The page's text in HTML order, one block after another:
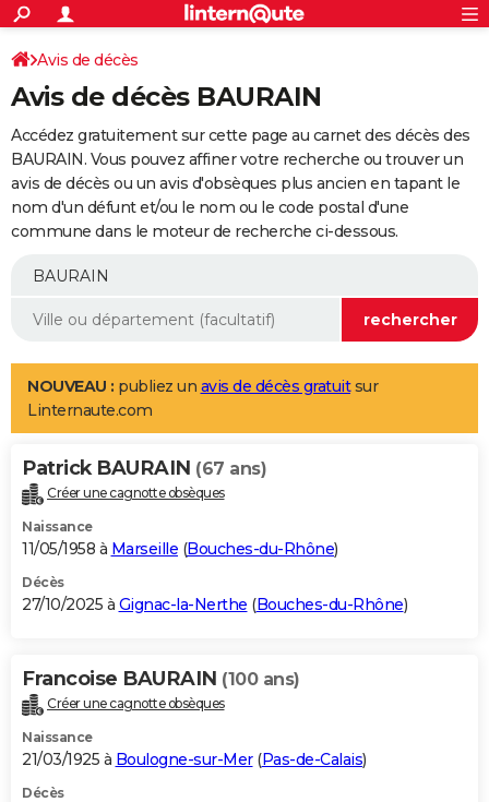
ACTUALITÉS
Politique
Société
Faits Divers
Education
Monde
Villes
+
SPORT
Coupe du monde 2026
Football
Tennis
Cyclisme
Rugby
Forum
Programme TV
TNT
Streaming
Cinéma
Sorties cinéma
Musique
+
FINANCE
Retraite
Epargne
Immobilier
Risques naturels par ville
Banque
Assurance
AUTO
Essais
Réserver un essai
Citadines
Berlines
SUV
Forum auto
+
Mobiles
Meilleur smartphone
Internet
Ordinateurs
Jeux vidéo
Guide high-tech
Aménagement intérieur
LIFESTYLE
Art de vivre
Bien-être
Loisirs
Mode
Modes de vie
Alimentation
Guide de la santé
Maladies
Médicaments
Sommeil
VOYAGE
Destinations
City break
Voyage nature
Voyage de noces
Forum
Climat
+PHOTO
GUIDES D'ACHAT
BONS PLANS
Carte de Noël
Carte Bonne année
Carte Saint-Valentin
Carte Pâques
Carte d'anniversaire
DICTIONNAIRE
Dictionnaire
Biographies
Citations
Expressions
Proverbes
PROGRAMME TV
Avis de décès
Avis de décès BAURAIN
Accédez gratuitement sur cette page au carnet des décès des
BAURAIN. Vous pouvez affiner votre recherche ou trouver un
avis de décès ou un avis d'obsèques plus ancien en tapant le
nom d'un défunt et/ou le nom ou le code postal d'une
commune dans le moteur de recherche ci-dessous.
NOUVEAU : publiez un avis de décès gratuitsur
Linternaute.com
Patrick BAURAIN (67 ans)
Créer une cagnotte obsèques
Naissance
11/05/1958 à Marseille (Bouches-du-Rhône)
Décès
27/10/2025 à Gignac-la-Nerthe (Bouches-du-Rhône)
Francoise BAURAIN (100 ans)
Créer une cagnotte obsèques
Naissance
21/03/1925 à Boulogne-sur-Mer(Pas-de-Calais)
Décès